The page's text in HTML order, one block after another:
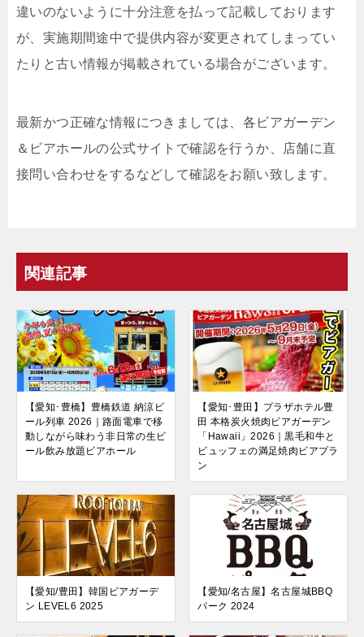
違いのないように十分注意を払って記載しております
が、実施期間途中で提供内容が変更されてしまってい
たりと古い情報が掲載されている場合がございます。
最新かつ正確な情報につきましては、各ビアガーデン
＆ビアホールの公式サイトで確認を行うか、店舗に直
接問い合わせをするなどして確認をお願い致します。
関連記事
【愛知･豊橋】豊橋鉄道 納涼ビ
ール列車 2026｜路面電車で移
動しながら味わう非日常の生ビ
ール飲み放題ビアホール
【愛知･豊田】プラザホテル豊
田 本格炭火焼肉ビアガーデン
「Hawaii」2026｜黒毛和牛と
ビュッフェの満足焼肉ビアプラ
ン
【愛知/豊田】韓国ビアガーデ
ン LEVEL6 2025
【愛知/名古屋】名古屋城BBQ
パーク 2024